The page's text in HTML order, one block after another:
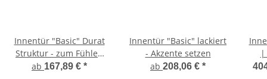
Innentür "Basic" Durat
Struktur - zum Fühlen
echt
ab 167,89 € *
Innentür "Basic" lackiert
- Akzente setzen
ab 208,06 € *
|